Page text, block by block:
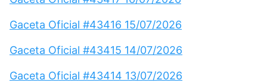
Gaceta Oficial #43416 15/07/2026
Gaceta Oficial #43415 14/07/2026
Gaceta Oficial #43414 13/07/2026